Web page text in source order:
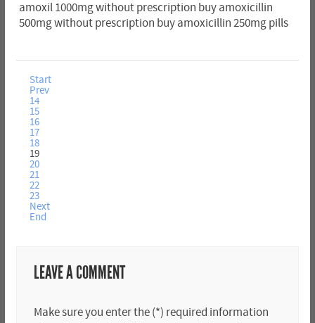
amoxil 1000mg without prescription buy amoxicillin
500mg without prescription buy amoxicillin 250mg pills
Start
Prev
14
15
16
17
18
19
20
21
22
23
Next
End
LEAVE A COMMENT
Make sure you enter the (*) required information